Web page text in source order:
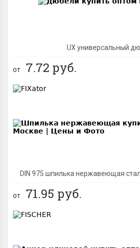
UX универсальный
от 7.72 руб.
DIN 975 шпилька нержавеющая
от 71.95 руб.